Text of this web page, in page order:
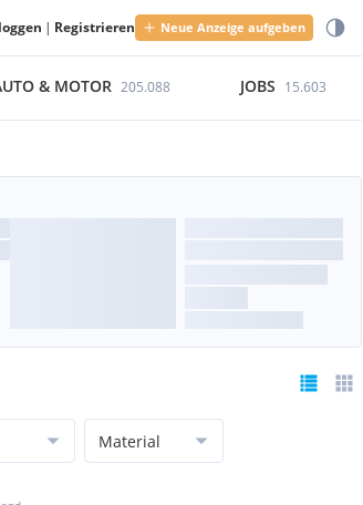
| Registrieren Neue Anzeige aufgeben
& MOTOR 205.088 JOBS 15.603
Material